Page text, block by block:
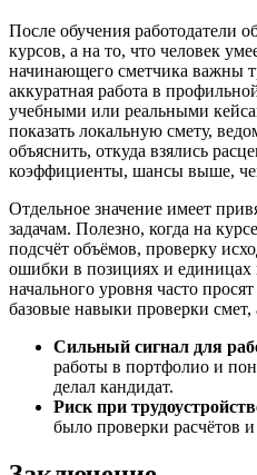
После обучения работодатели
курсов, а на то, что человек
начинающего сметчика важны
аккуратная работа в
учебными или реальными
показать локальную смету,
объяснить, откуда взялись
коэффициенты, шансы выше,
Отдельное значение имеет
задачам. Полезно, когда на
подсчёт объёмов, проверку
ошибки в позициях и единицах
начального уровня часто
базовые навыки проверки
Сильный сигнал для
работы в портфолио и
делал кандидат.
Риск при
было проверки расчётов